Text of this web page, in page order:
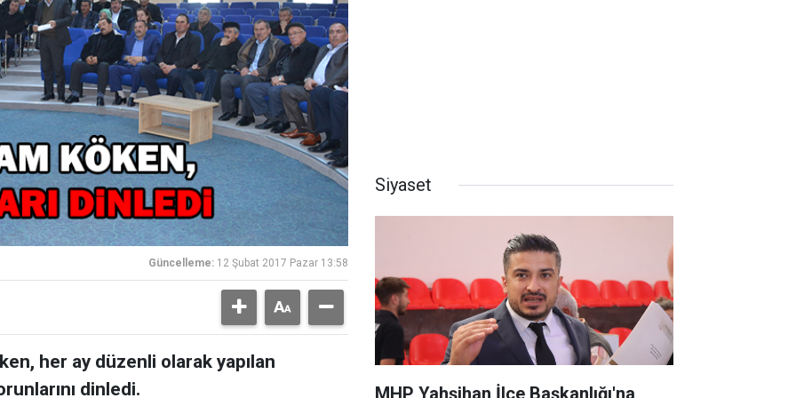
Güncelleme: 12 Şubat 2017 Pazar 13:58
her ay düzenli olarak yapılan
dinledi.
Siyaset
MHP Yahşihan İlçe Başkanlığı'na